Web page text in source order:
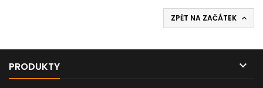
ZPĚT NA ZAČÁTEK 
PRODUKTY 